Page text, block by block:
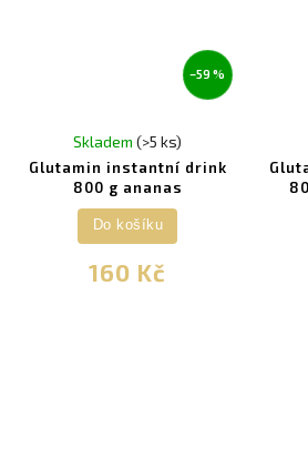
–59 %
Glutamin instantní drink
800 g ananas
Skladem(>5 ks)
160 Kč
Do košíku